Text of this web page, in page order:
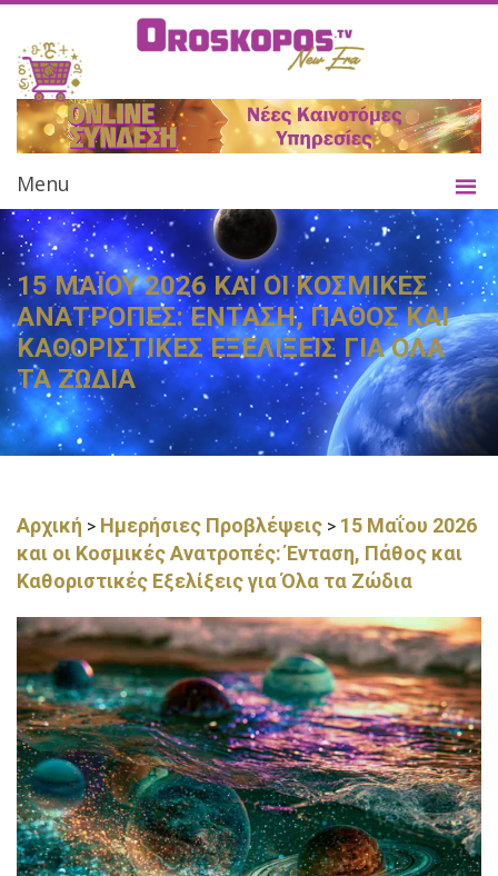
Menu
15 ΜΑΪΟΥ 2026 ΚΑΙ ΟΙ ΚΟΣΜΙΚΕΣ
ΑΝΑΤΡΟΠΕΣ: ΕΝΤΑΣΗ, ΠΑΘΟΣ ΚΑΙ
ΚΑΘΟΡΙΣΤΙΚΕΣ ΕΞΕΛΙΞΕΙΣ ΓΙΑ ΟΛΑ
ΤΑ ΖΩΔΙΑ
Αρχική > Ημερήσιες Προβλέψεις > 15 Μαΐου 2026
και οι Κοσμικές Ανατροπές: Ένταση, Πάθος και
Καθοριστικές Εξελίξεις για Όλα τα Ζώδια